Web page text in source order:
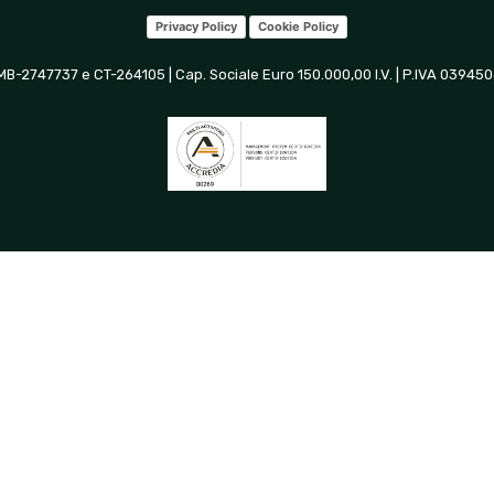
Privacy Policy Cookie Policy
2747737 e CT-264105 | Cap. Sociale Euro 150.000,00 I.V. | P.IVA